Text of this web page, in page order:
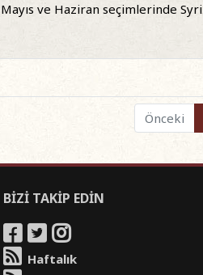
ve Haziran seçimlerinde
Önceki
BİZİ TAKİP EDİN
Haftalık